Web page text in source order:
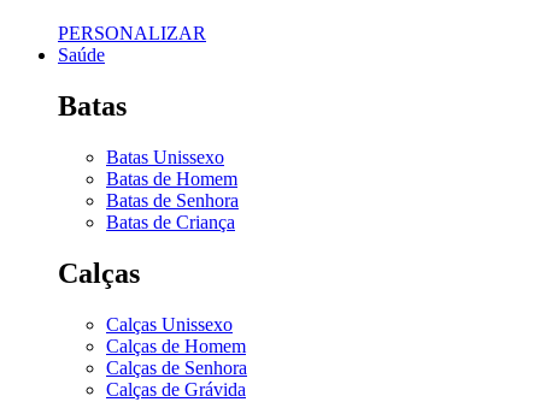
PERSONALIZAR
Saúde
Batas
Batas Unissexo
Batas de Homem
Batas de Senhora
Batas de Criança
Calças
Calças Unissexo
Calças de Homem
Calças de Senhora
Calças de Grávida